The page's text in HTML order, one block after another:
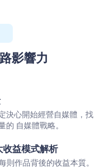
影響力​​​​​​​
決心開始經營自媒體，找
自媒體戰略。
收益模式解析
則作品背後的收益本質。